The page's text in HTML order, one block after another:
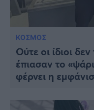
ΚΟΣΜΟΣ
Ούτε οι ίδιοι
έπιασαν το
φέρνει η